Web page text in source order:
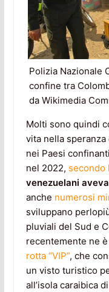
Polizia Nazionale
confine tra
da Wikimedia
Molti sono quindi
vita nella
nei Paesi
nel 2022, secondo
venezuelani
anche numerosi
sviluppano
pluviali del Sud e
recentemente ne
rotta “VIP”, che
un visto turistico
all’isola caraibica